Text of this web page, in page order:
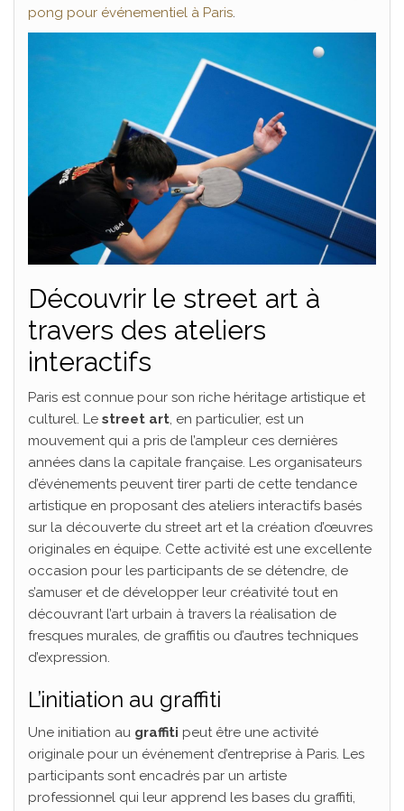
pong pour événementiel à Paris.
Découvrir le street art à
travers des ateliers
interactifs
Paris est connue pour son riche héritage artistique et
culturel. Le street art, en particulier, est un
mouvement qui a pris de l’ampleur ces dernières
années dans la capitale française. Les organisateurs
d’événements peuvent tirer parti de cette tendance
artistique en proposant des ateliers interactifs basés
sur la découverte du street art et la création d’œuvres
originales en équipe. Cette activité est une excellente
occasion pour les participants de se détendre, de
s’amuser et de développer leur créativité tout en
découvrant l’art urbain à travers la réalisation de
fresques murales, de graffitis ou d’autres techniques
d’expression.
L’initiation au graffiti
Une initiation au graffiti peut être une activité
originale pour un événement d’entreprise à Paris. Les
participants sont encadrés par un artiste
professionnel qui leur apprend les bases du graffiti,